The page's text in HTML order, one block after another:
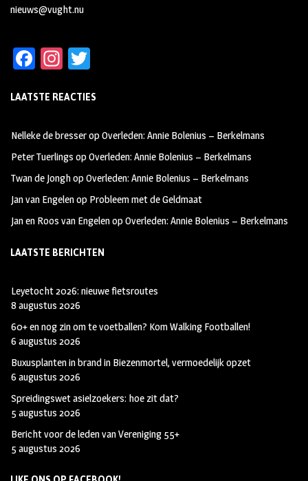
nieuws@vught.nu
Fa
b
oo
k
In
ag
m
tt
LAATSTE REACTIES
Nelleke de bresseropOverleden: Annie Bolenius – Berkelmans
Peter Tuerlings opOverleden: Annie Bolenius – Berkelmans
Twan de JonghopOverleden: Annie Bolenius – Berkelmans
Jan van Engelenop Probleem met de Geldmaat
Jan en Roos van EngelenopOverleden: Annie Bolenius – Berkelmans
LAATSTE BERICHTEN
Leyetocht 2026: nieuwe fietsroutes
8 augustus 2026
60+ en nog zin om te voetballen? Kom Walking Footballen!
6 augustus 2026
Buxusplanten in brand in Biezenmortel, vermoedelijk opzet
6 augustus 2026
Spreidingswet asielzoekers: hoe zit dat?
5 augustus 2026
Bericht voor de leden van Vereniging 55+
5 augustus 2026